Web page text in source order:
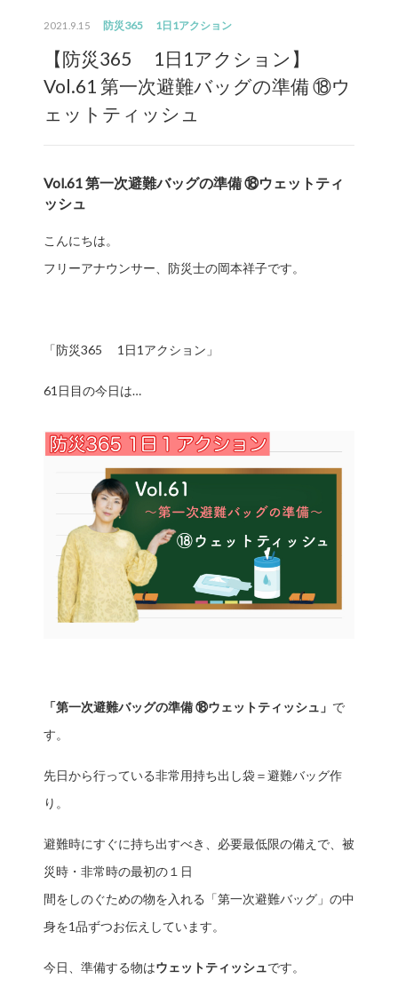
2021.9.15 防災365 1日1アクション
【防災365 1日1アクション】
Vol.61 第一次避難バッグの準備 ⑱ウ
ェットティッシュ
Vol.61 第一次避難バッグの準備 ⑱ウェットティ
ッシュ
こんにちは。
フリーアナウンサー、防災士の岡本祥子です。
「防災365 1日1アクション」
61日目の今日は…
「第一次避難バッグの準備 ⑱ウェットティッシュ」 で
す。
先日から行っている非常用持ち出し袋＝避難バッグ作
り。
避難時にすぐに持ち出すべき、必要最低限の備えで、被
災時・非常時の最初の１日
間をしのぐための物を入れる「第一次避難バッグ」の中
身を1品ずつお伝えしています。
今日、準備する物はウェットティッシュです。